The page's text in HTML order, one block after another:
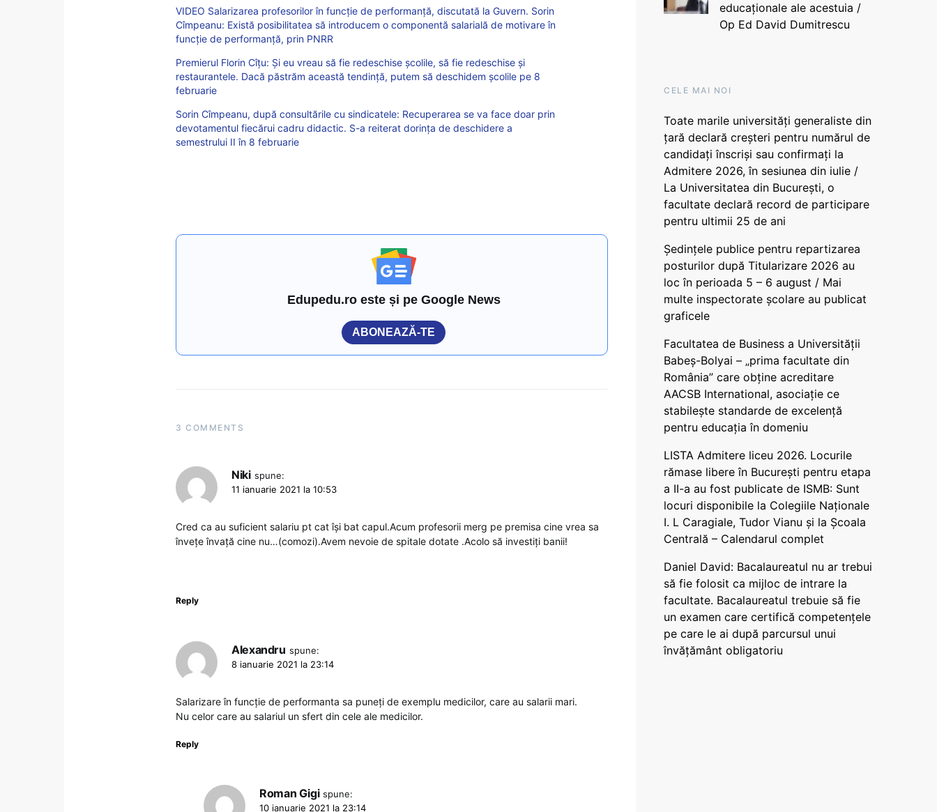
VIDEO Salarizarea profesorilor în funcție de performanță, discutată la Guvern. Sorin
Cîmpeanu: Există posibilitatea să introducem o componentă salarială de motivare în
funcție de performanță, prin PNRR
Premierul Florin Cîțu: Și eu vreau să fie redeschise școlile, să fie redeschise și
restaurantele. Dacă păstrăm această tendință, putem să deschidem școlile pe 8
februarie
Sorin Cîmpeanu, după consultările cu sindicatele: Recuperarea se va face doar prin
devotamentul fiecărui cadru didactic. S-a reiterat dorința de deschidere a
semestrului II în 8 februarie
Edupedu.ro este și pe Google News
ABONEAZĂ-TE
3 COMMENTS
Niki spune:
11 ianuarie 2021 la 10:53
Cred ca au suficient salariu pt cat își bat capul.Acum profesorii merg pe premisa cine vrea sa
învețe învață cine nu…(comozi).Avem nevoie de spitale dotate .Acolo să investiți banii!
Reply
Alexandru spune:
8 ianuarie 2021 la 23:14
Salarizare în funcție de performanta sa puneți de exemplu medicilor, care au salarii mari.
Nu celor care au salariul un sfert din cele ale medicilor.
Reply
Roman Gigi spune:
10 ianuarie 2021 la 23:14
educaționale ale acestuia /
Op Ed David Dumitrescu
CELE MAI NOI
Toate marile universități generaliste din
țară declară creșteri pentru numărul de
candidați înscriși sau confirmați la
Admitere 2026, în sesiunea din iulie /
La Universitatea din București, o
facultate declară record de participare
pentru ultimii 25 de ani
Ședințele publice pentru repartizarea
posturilor după Titularizare 2026 au
loc în perioada 5 – 6 august / Mai
multe inspectorate școlare au publicat
graficele
Facultatea de Business a Universității
Babeș-Bolyai – „prima facultate din
România” care obține acreditare
AACSB International, asociație ce
stabilește standarde de excelență
pentru educația în domeniu
LISTA Admitere liceu 2026. Locurile
rămase libere în București pentru etapa
a II-a au fost publicate de ISMB: Sunt
locuri disponibile la Colegiile Naționale
I. L Caragiale, Tudor Vianu și la Școala
Centrală – Calendarul complet
Daniel David: Bacalaureatul nu ar trebui
să fie folosit ca mijloc de intrare la
facultate. Bacalaureatul trebuie să fie
un examen care certifică competențele
pe care le ai după parcursul unui
învățământ obligatoriu